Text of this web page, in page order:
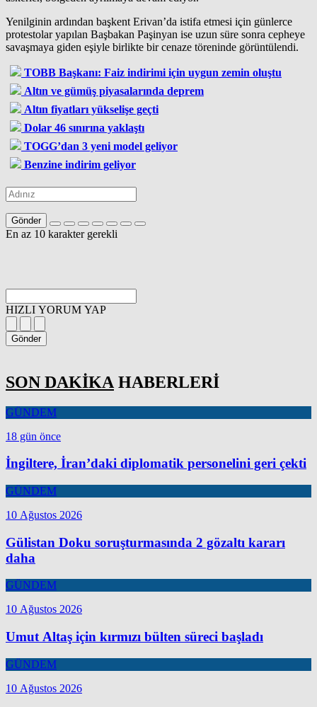
Yenilginin ardından başkent Erivan’da istifa etmesi için günlerce
protestolar yapılan Başbakan Paşinyan ise uzun süre sonra cepheye
savaşmaya giden eşiyle birlikte bir cenaze töreninde görüntülendi.
TOBB Başkanı: Faiz indirimi için uygun zemin oluştu
Altın ve gümüş piyasalarında deprem
Altın fiyatları yükselişe geçti
Dolar 46 sınırına yaklaştı
TOGG’dan 3 yeni model geliyor
Benzine indirim geliyor
Gönder
En az 10 karakter gerekli
HIZLI YORUM YAP
Gönder
SON DAKİKA HABERLERİ
GÜNDEM
18 gün önce
İngiltere, İran’daki diplomatik personelini geri çekti
GÜNDEM
10 Ağustos 2026
Gülistan Doku soruşturmasında 2 gözaltı kararı
daha
GÜNDEM
10 Ağustos 2026
Umut Altaş için kırmızı bülten süreci başladı
GÜNDEM
10 Ağustos 2026